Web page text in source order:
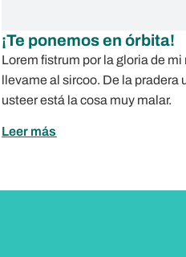
¡Te ponemos en órbita!
Lorem fistrum por la gloria de
llevame al sircoo. De la pradera
usteer está la cosa muy malar.
Leer más